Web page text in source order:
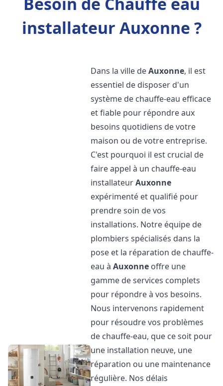
installateur Auxonne ?
Dans la ville deAuxonne, il est
essentiel de disposer d'un
système de chauffe-eau efficace
et fiable pour répondre aux
besoins quotidiens de votre
maison ou de votre entreprise.
C'est pourquoi il est crucial de
faire appel à un chauffe-eau
installateurAuxonne
expérimenté et qualifié pour
prendre soin de vos
installations. Notre équipe de
plombiers spécialisés dans la
pose et la réparation de chauffe-
eau àAuxonne offre une
gamme de services complets
pour répondre à vos besoins.
Nous intervenons rapidement
pour résoudre vos problèmes
de chauffe-eau, que ce soit pour
une installation neuve, une
réparation ou une maintenance
régulière. Nos délais